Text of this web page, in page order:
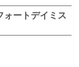
ォートデイミス